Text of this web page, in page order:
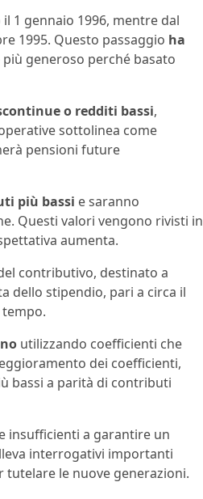
1 gennaio 1996, mentre dal
1995. Questo passaggio ha
generoso perché basato
o redditi bassi,
sottolinea come
pensioni future
più bassi e saranno
Questi valori vengono rivisti in
aumenta.
contributivo, destinato a
dello stipendio, pari a circa il
utilizzando coefficienti che
dei coefficienti,
bassi a parità di contributi
insufficienti a garantire un
interrogativi importanti
le nuove generazioni.